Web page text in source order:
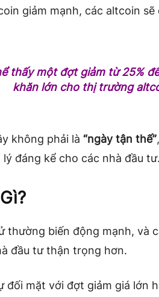
giảm mạnh, các altcoin
thấy một đợt giảm từ 25%
khăn lớn cho thị trường
không phải là “ngày tận thế”
đáng kể cho các nhà đầu
thường biến động mạnh, và
đầu tư thận trọng hơn.
đối mặt với đợt giảm giá lớn